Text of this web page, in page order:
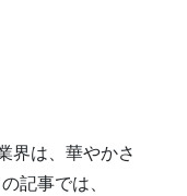
界は、華やかさ
記事では、